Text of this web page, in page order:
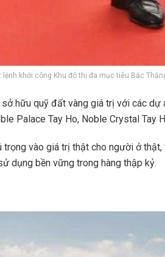
khởi công Khu đô thị đa mục tiêu Bắc
hữu quỹ đất vàng giá trị với các dự
Palace Tay Ho, Noble Crystal
vào giá trị thật cho người ở
dụng bền vững trong hàng thập kỷ.